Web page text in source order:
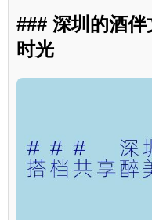
### 深圳的酒
时光